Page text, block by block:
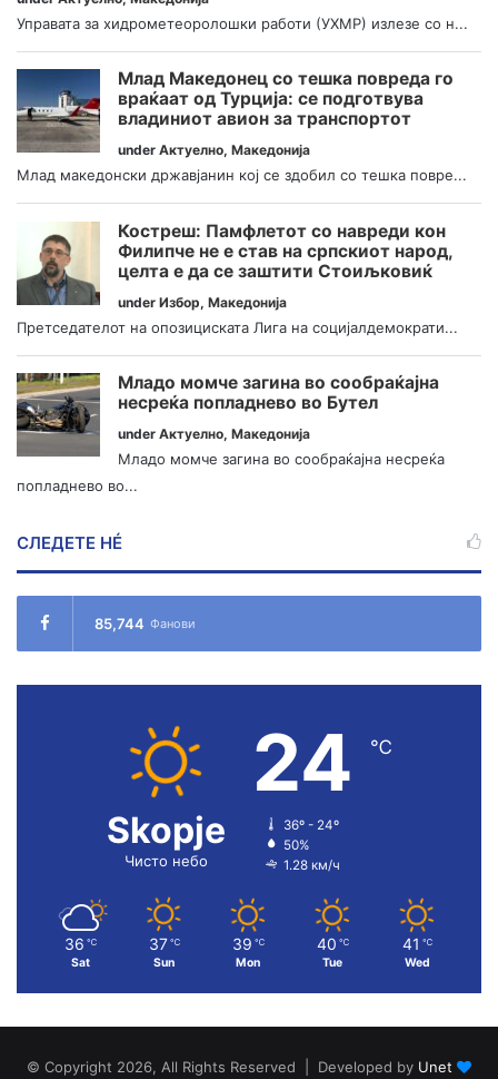
Управата за хидрометеоролошки работи (УХМР) излезе со н...
Млад Македонец со тешка повреда го
враќаат од Турција: се подготвува
владиниот авион за транспортот
under Актуелно, Македонија
Млад македонски државјанин кој се здобил со тешка повре...
Костреш: Памфлетот со навреди кон
Филипче не е став на српскиот народ,
целта е да се заштити Стоиљковиќ
under Избор, Македонија
Претседателот на опозициската Лига на социјалдемократи...
Младо момче загина во сообраќајна
несреќа попладнево во Бутел
under Актуелно, Македонија
Младо момче загина во сообраќајна несреќа
попладнево во...
СЛЕДЕТЕ НÉ
85,744 Фанови
Skopje
Чисто небо
24 ℃
36º - 24º
50%
1.28 км/ч
36 ℃
Sat
37 ℃
Sun
39 ℃
Mon
40 ℃
Tue
41 ℃
Wed
© Copyright 2026, All Rights Reserved | Developed by Unet